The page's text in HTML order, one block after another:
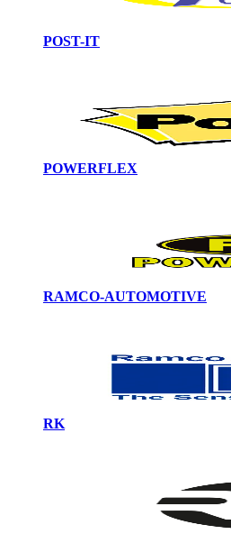
POST-IT
POWERFLEX
RAMCO-AUTOMOTIVE
RK